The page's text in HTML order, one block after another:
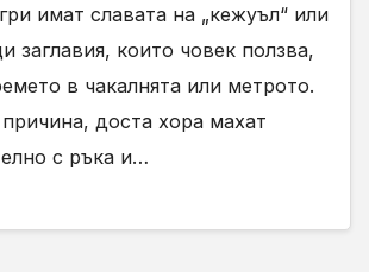
имат славата на „кежуъл“ или
заглавия, които човек ползва,
в чакалнята или метрото.
доста хора махат
с ръка и…